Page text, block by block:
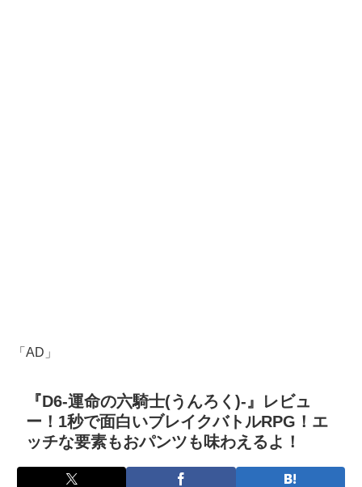
「AD」
『D6-運命の六騎士(うんろく)-』レビュ
ー！1秒で面白いブレイクバトルRPG！エ
ッチな要素もおパンツも味わえるよ！